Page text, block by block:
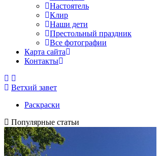
Настоятель
Клир
Наши дети
Престольный праздник
Все фотографии
Карта сайта
Контакты
Ветхий завет
Раскраски
Популярные статьи